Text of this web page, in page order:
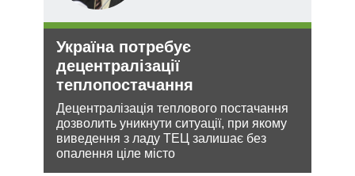
Україна потребує
децентралізації
теплопостачання
Децентралізація теплового постачання
дозволить уникнути ситуації, при якому
виведення з ладу ТЕЦ залишає без
опалення ціле місто